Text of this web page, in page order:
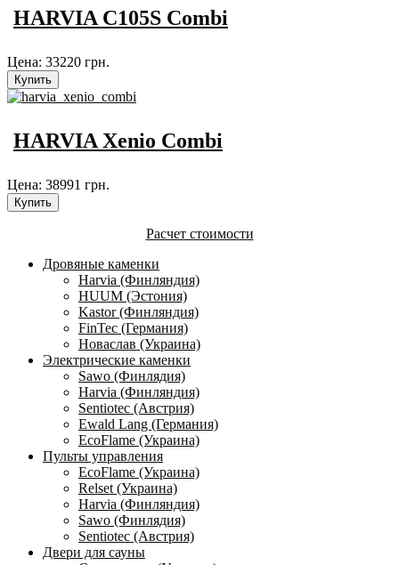
HARVIA C105S Combi
Цена: 33220 грн.
HARVIA Xenio Combi
Цена: 38991 грн.
Расчет стоимости
Дровяные каменки
Harvia (Финляндия)
HUUM (Эстония)
Kastor (Финляндия)
FinTec (Германия)
Новаслав (Украина)
Электрические каменки
Sawo (Финлядия)
Harvia (Финляндия)
Sentiotec (Австрия)
Ewald Lang (Германия)
EcoFlame (Украина)
Пульты управления
EcoFlame (Украина)
Relset (Украина)
Harvia (Финляндия)
Sawo (Финлядия)
Sentiotec (Австрия)
Двери для сауны